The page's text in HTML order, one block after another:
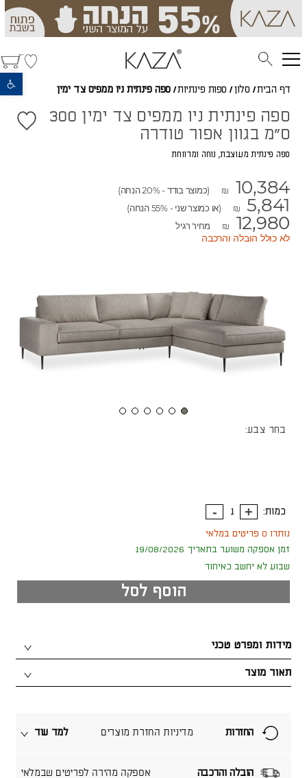
פתח סרגל נגישות
דף הבית/ סלון / ספות פינתיות/ ספה פינתית ניו ממפיס צד ימין
ספה פינתית ניו ממפיס צד ימין 300
ס"מ בגוון אפור טודרה
ספה פינתית מעוצבת, נוחה ומרווחת
₪ 10,384 (כמוצר בודד - 20% הנחה)
₪ 5,841 (או כמוצר שני - 55% הנחה)
₪ 12,980 מחיר רגיל
לא כולל הובלה והרכבה
בחר צבע:
כמות:
נותרו 0 פריטים במלאי
זמן אספקה משוער בתאריך 19/08/2026
שבוע לא יחשב כאיחור
הוסף לסל
תאור מוצר
מידות ומפרט טכני
הובלה והרכבה אספקה מהירה לפריטים שבמלאי
החזרות מדיניות החזרת מוצרים למד עוד